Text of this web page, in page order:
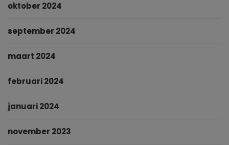
oktober 2024
september 2024
maart 2024
februari 2024
januari 2024
november 2023